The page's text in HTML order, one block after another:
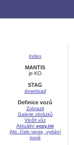
Index
MANTIS
je KO
STAG
download
Definice vozů
Zobrazit
Galerie obrázků
Vložit vůz
Aktuální vozy.ini
Akt. číslo verze, vydání
nové